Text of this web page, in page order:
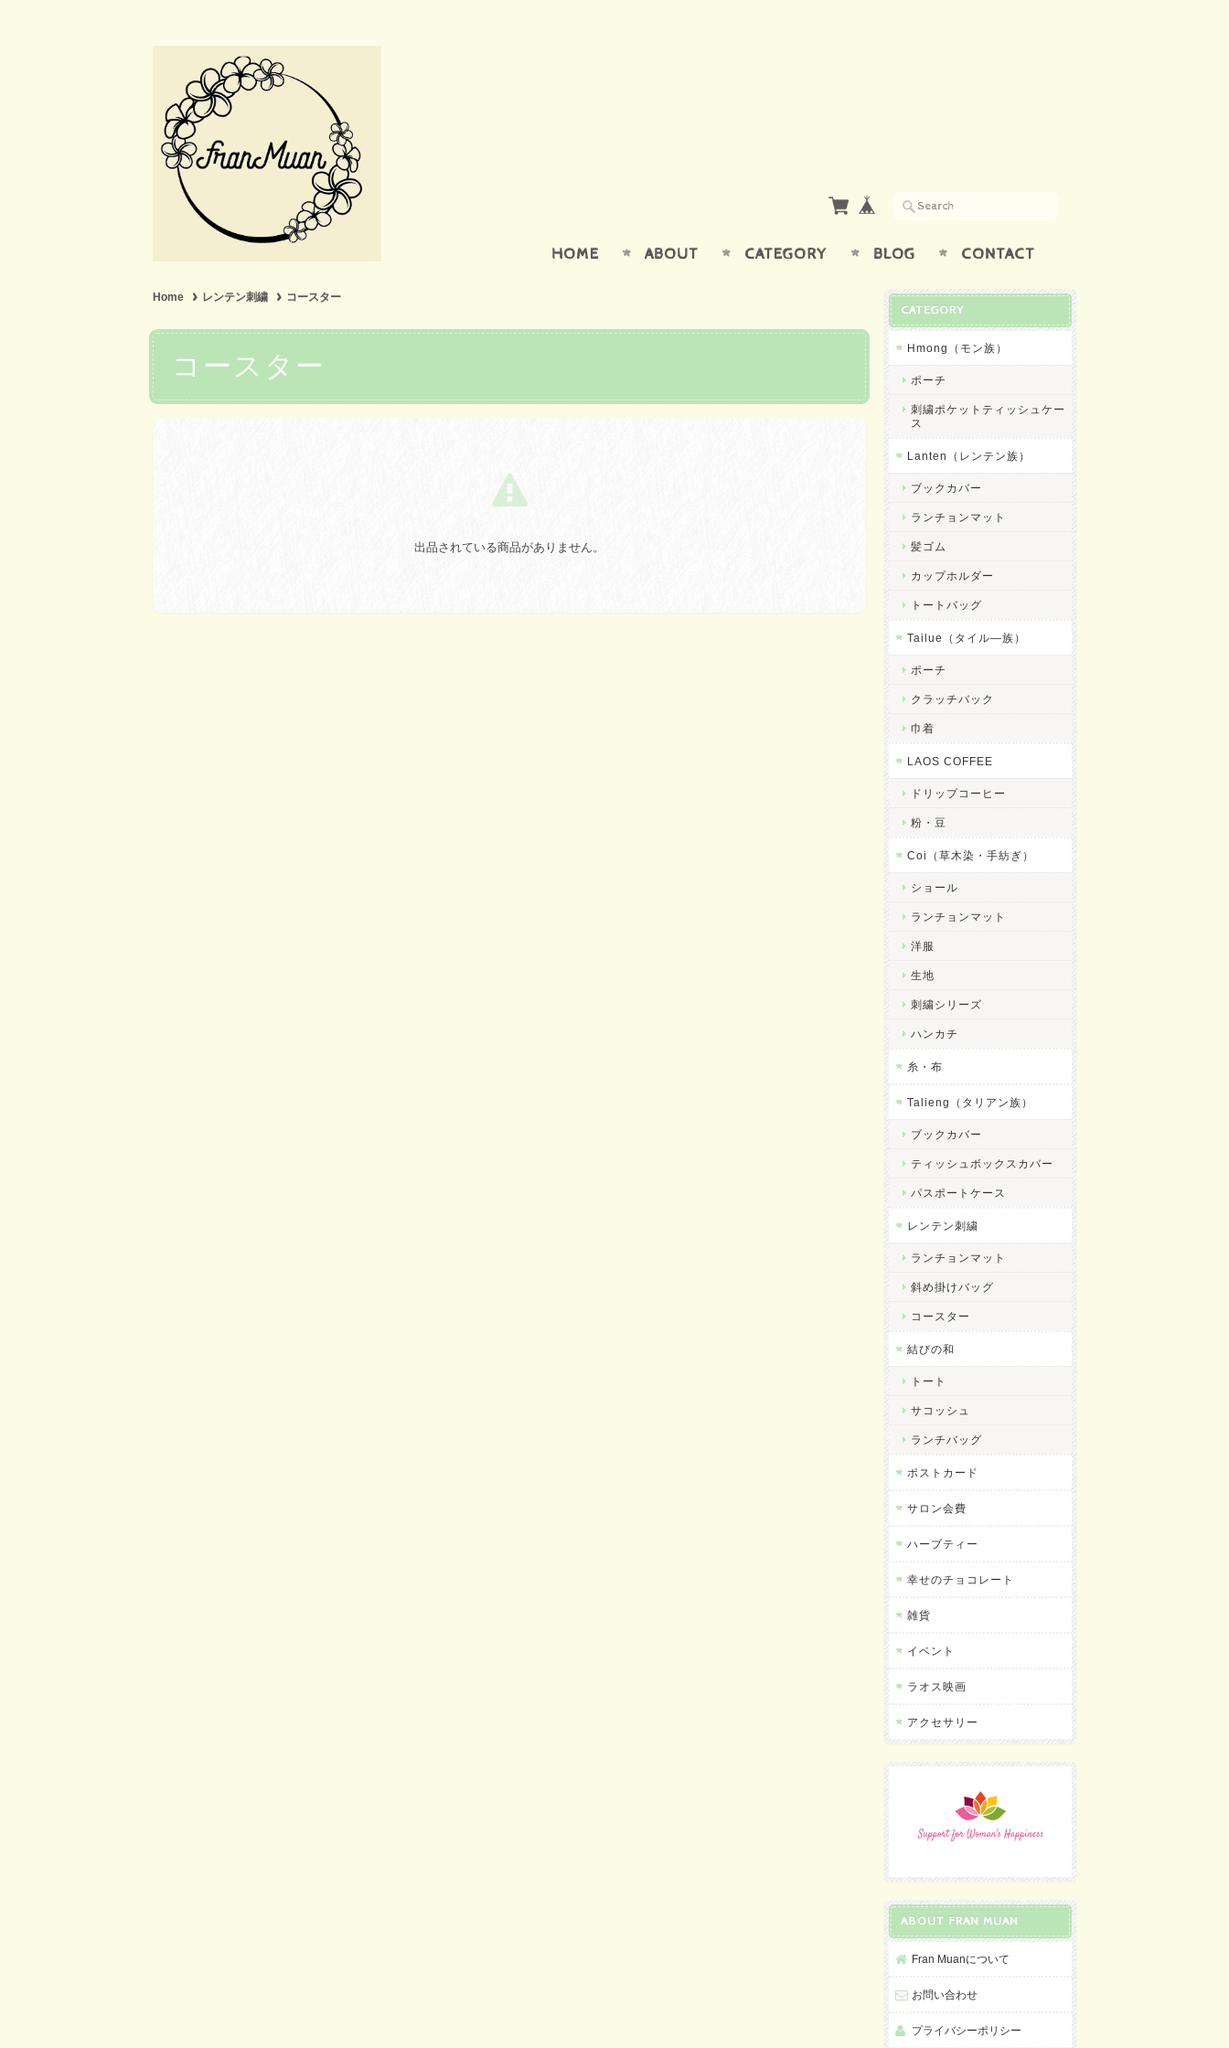
HOME ABOUT CATEGORY BLOG CONTACT
Home レンテン刺繍 コースター
コースター
出品されている商品がありません。
CATEGORY
Hmong（モン族）
ポーチ
刺繍ポケットティッシュケー
ス
Lanten（レンテン族）
ブックカバー
ランチョンマット
髪ゴム
カップホルダー
トートバッグ
Tailue（タイル―族）
ポーチ
クラッチバック
巾着
LAOS COFFEE
ドリップコーヒー
粉・豆
Coi（草木染・手紡ぎ）
ショール
ランチョンマット
洋服
生地
刺繍シリーズ
ハンカチ
糸・布
Talieng（タリアン族）
ブックカバー
ティッシュボックスカバー
パスポートケース
レンテン刺繍
ランチョンマット
斜め掛けバッグ
コースター
結びの和
トート
サコッシュ
ランチバッグ
ポストカード
サロン会費
ハーブティー
幸せのチョコレート
雑貨
イベント
ラオス映画
アクセサリー
ABOUT FRAN MUAN
Fran Muanについて
お問い合わせ
プライバシーポリシー